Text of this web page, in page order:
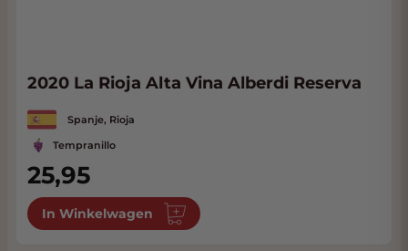
2020 La Rioja Alta Vina Alberdi Reserva
Spanje, Rioja
Tempranillo
25,95
In Winkelwagen